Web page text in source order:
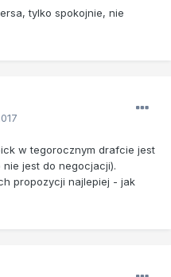
tylko spokojnie, nie
w tegorocznym drafcie jest
jest do negocjacji).
propozycji najlepiej - jak